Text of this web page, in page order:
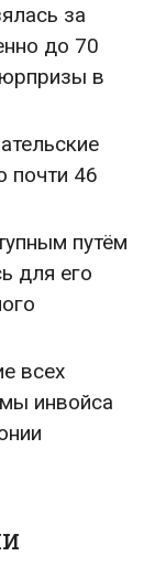
за
до 70
в
почти 46
путём
для его
всех
инвойса